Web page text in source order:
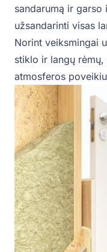
sandarumą ir
užsandarinti visas
Norint veiksmingai
stiklo ir langų
atmosferos